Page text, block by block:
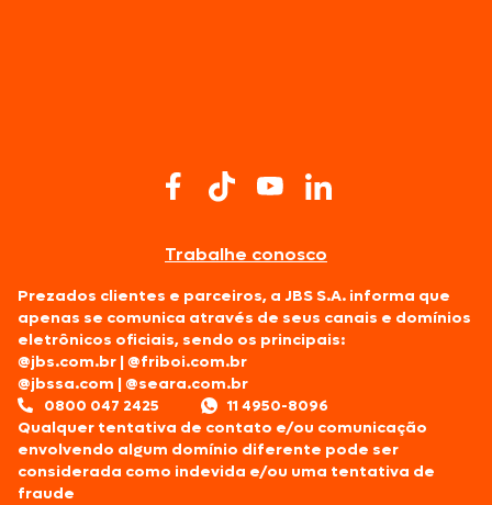
Trabalhe conosco
Prezados clientes e parceiros, a JBS S.A. informa que
apenas se comunica através de seus canais e domínios
eletrônicos oficiais, sendo os principais:
@jbs.com.br |@friboi.com.br
@jbssa.com |@seara.com.br
0800 047 2425
11 4950-8096
Qualquer tentativa de contato e/ou comunicação
envolvendo algum domínio diferente pode ser
considerada como indevida e/ou uma tentativa de
fraude